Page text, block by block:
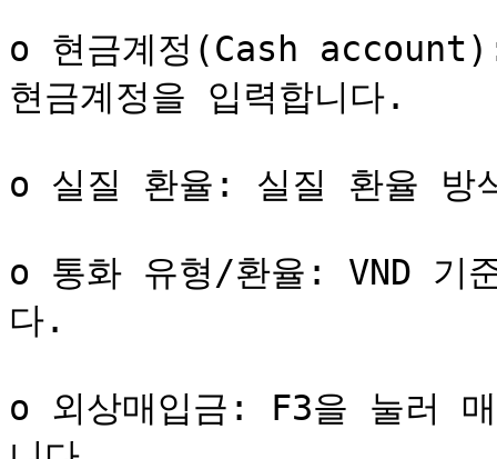
o 현금계정(Cash
현금계정을 입력합니다.
o 실질 환율: 실질 환율 방
o 통화 유형/환율: VND 기
다.
o 외상매입금: F3을 눌러